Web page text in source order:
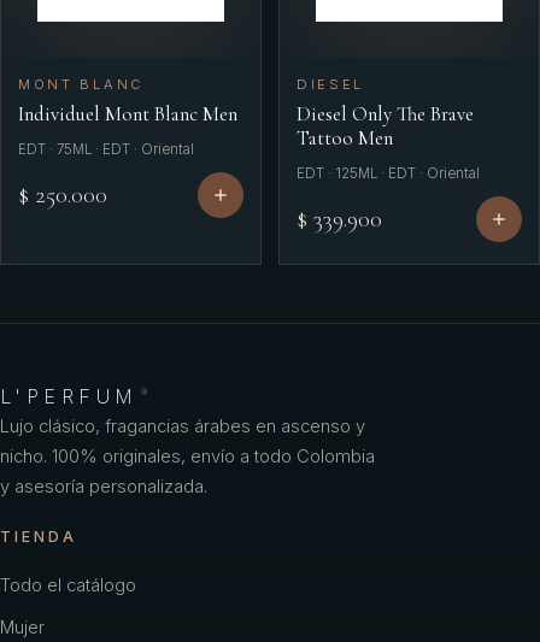
MONT BLANC
Individuel Mont Blanc Men
EDT · 75ML · EDT · Oriental
$ 250.000
DIESEL
Diesel Only The Brave
Tattoo Men
EDT · 125ML · EDT · Oriental
$ 339.900
L'PERFUM ®
Lujo clásico, fragancias árabes en ascenso y
nicho. 100% originales, envío a todo Colombia
y asesoría personalizada.
TIENDA
Todo el catálogo
Mujer